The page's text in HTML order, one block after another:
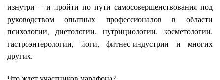
изнутри – и пройти по пути самосовершенствования под
руководством опытных профессионалов в области
психологии, диетологии, нутрициологии, косметологии,
гастроэнтерологии, йоги, фитнес-индустрии и многих
других.
Что ждет участников марафона?